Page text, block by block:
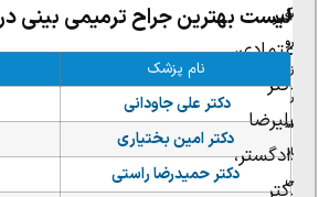
اکبر
اعتمادی،
دکتر
علیرضا
دادگستر،
به‌
رو
ز‌
ر
س
ان
ی
لیست بهترین جراح ترمیمی بینی
نام پزشک
دکتر علی جاودانی
دکتر امین بختیاری
دکتر حمیدرضا راستی